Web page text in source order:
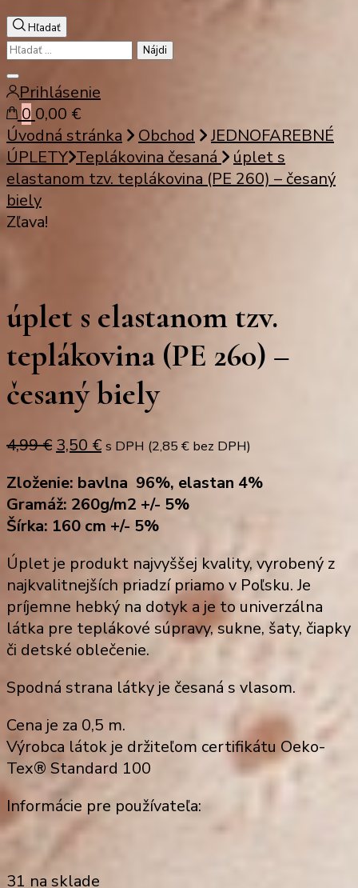
Hľadať
Hľadať:
Zatvoriť
vyhľadávanie
Prihlásenie
0 0,00 €
Úvodná stránka
Obchod
JEDNOFAREBNÉ
ÚPLETY Teplákovina česaná
úplet s
elastanom tzv. teplákovina (PE 260) – česaný
biely
Zľava!
úplet s elastanom tzv.
teplákovina (PE 260) –
česaný biely
4,99€ Original
was:
4,99 €.
3,50 €Current
is:
3,50 €.
s DPH (2,85 € bez DPH)
Zloženie: bavlna 96%, elastan 4%
Gramáž: 260g/m2 +/- 5%
Šírka: 160 cm +/- 5%
Úplet je produkt najvyššej kvality, vyrobený z
najkvalitnejších priadzí priamo v Poľsku. Je
príjemne hebký na dotyk a je to univerzálna
látka pre teplákové súpravy, sukne, šaty, čiapky
či detské oblečenie.
Spodná strana látky je česaná s vlasom.
Cena je za 0,5 m.
Výrobca látok je držiteľom certifikátu Oeko-
Tex® Standard 100
Informácie pre používateľa:
31 na sklade